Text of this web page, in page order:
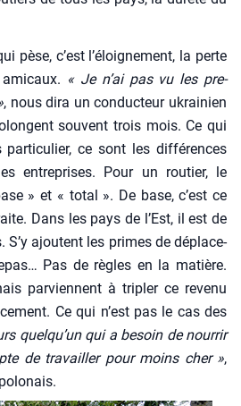
pèse, c’est l’é­loi­gne­ment, la perte
« Je n’ai pas vu les pre­
, nous dira un conduc­teur ukrai­nien
sou­vent trois mois. Ce qui
ce sont les dif­fé­rences
entre­prises. Pour un rou­tier, le
» et « total ». De base, c’est ce
Dans les pays de l’Est, il est de
S’y ajoutent les primes de dépla­ce­
Pas de règles en la matière.
par­viennent à tri­pler ce reve­nu
Ce qui n’est pas le cas des
quel­qu’un qui a besoin de nour­rir
de tra­vailler pour moins cher »,